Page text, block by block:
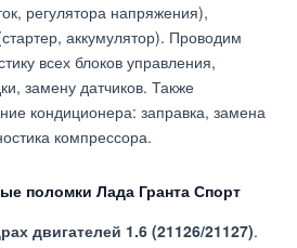
регулятора напряжения),
аккумулятор). Проводим
всех блоков управления,
замену датчиков. Также
кондиционера: заправка, замена
компрессора.
поломки Лада Гранта Спорт
двигателей 1.6 (21126/21127).